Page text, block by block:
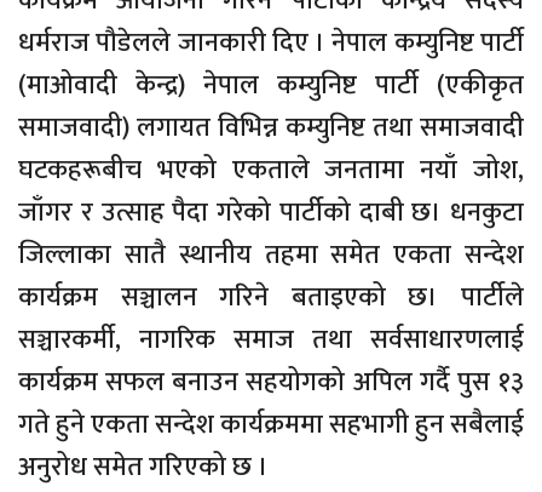
धर्मराज पौडेलले जानकारी दिए । नेपाल कम्युनिष्ट पार्टी
(माओवादी केन्द्र) नेपाल कम्युनिष्ट पार्टी (एकीकृत
समाजवादी) लगायत विभिन्न कम्युनिष्ट तथा समाजवादी
घटकहरूबीच भएको एकताले जनतामा नयाँ जोश,
जाँगर र उत्साह पैदा गरेको पार्टीको दाबी छ। धनकुटा
जिल्लाका सातै स्थानीय तहमा समेत एकता सन्देश
कार्यक्रम सञ्चालन गरिने बताइएको छ। पार्टीले
सञ्चारकर्मी, नागरिक समाज तथा सर्वसाधारणलाई
कार्यक्रम सफल बनाउन सहयोगको अपिल गर्दै पुस १३
गते हुने एकता सन्देश कार्यक्रममा सहभागी हुन सबैलाई
अनुरोध समेत गरिएको छ ।